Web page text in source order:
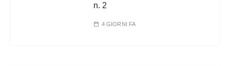
n. 2
4 GIORNI FA